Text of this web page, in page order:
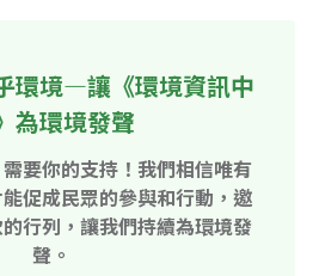
環境—讓《環境資訊中
為環境發聲
需要你的支持！我們相信唯有
促成民眾的參與和行動，邀
行列，讓我們持續為環境發
聲。